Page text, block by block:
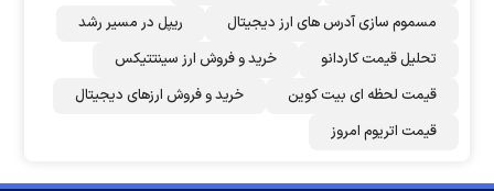
مسموم سازی آدرس های ارز دیجیتال
ریپل در مسیر رشد
تحلیل قیمت کاردانو
خرید و فروش ارز سینتتیکس
قیمت لحظه ای بیت کوین
خرید و فروش ارزهای دیجیتال
قیمت اتریوم امروز